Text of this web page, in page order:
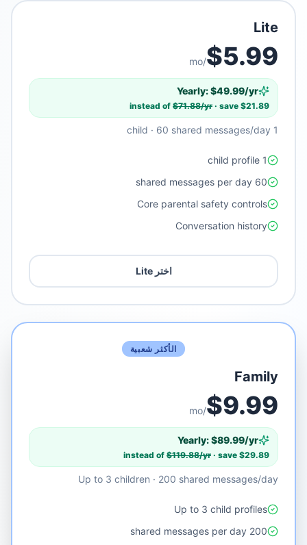
Lite
$5.99
/mo
Yearly: $49.99/yr
instead of $71.88/yr · save $21.89
1 child · 60 shared messages/day
1 child profile
60 shared messages per day
Core parental safety controls
Conversation history
اختر Lite
الأكثر شعبية
Family
$9.99
/mo
Yearly: $89.99/yr
instead of $119.88/yr · save $29.89
Up to 3 children · 200 shared messages/day
Up to 3 child profiles
200 shared messages per day